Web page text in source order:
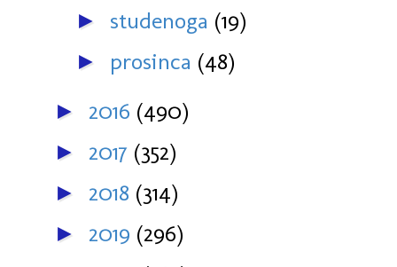
► studenoga (19)
► prosinca (48)
► 2016 (490)
► 2017 (352)
► 2018 (314)
► 2019 (296)